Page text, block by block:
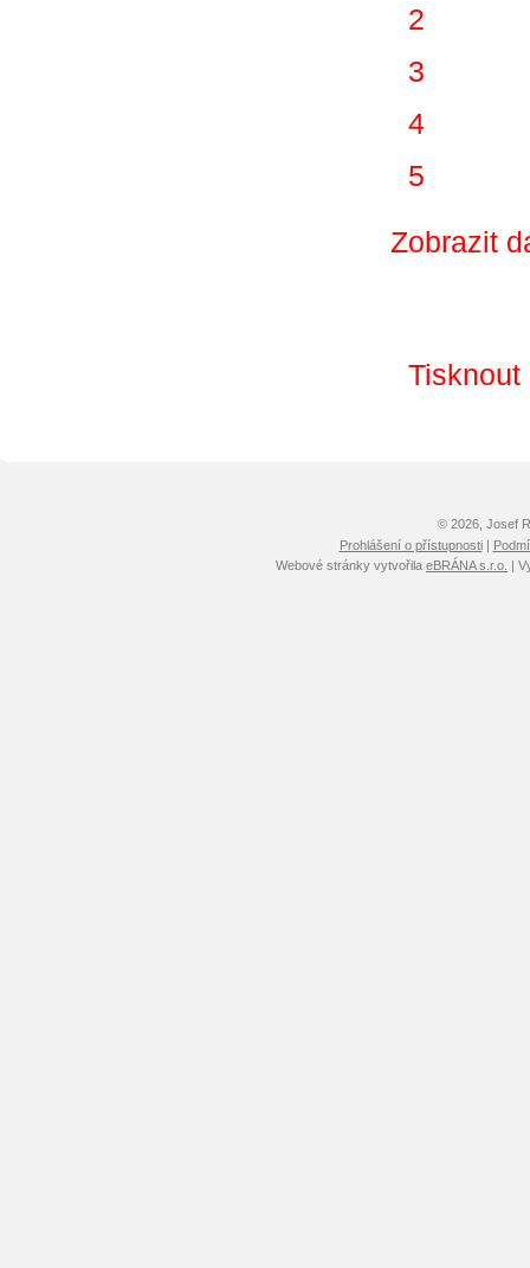
2
3
4
5
Zobrazit
Tisknout
© 2026, Josef
Prohlášení o přístupnosti|
Webové stránky vytvořila eBRÁNA s.r.o. |